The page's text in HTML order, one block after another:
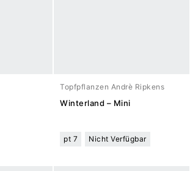
Topfpflanzen Andrè Ripkens
Winterland – Mini
pt 7 Nicht Verfügbar